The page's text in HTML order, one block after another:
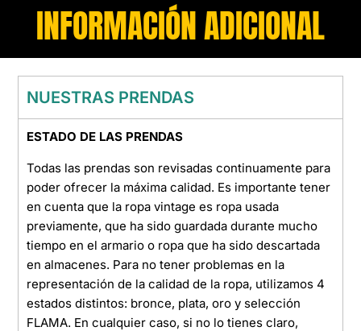
INFORMACIÓN ADICIONAL
NUESTRAS PRENDAS
ESTADO DE LAS PRENDAS
Todas las prendas son revisadas continuamente para
poder ofrecer la máxima calidad. Es importante tener
en cuenta que la ropa vintage es ropa usada
previamente, que ha sido guardada durante mucho
tiempo en el armario o ropa que ha sido descartada
en almacenes. Para no tener problemas en la
representación de la calidad de la ropa, utilizamos 4
estados distintos: bronce, plata, oro y selección
FLAMA. En cualquier caso, si no lo tienes claro,